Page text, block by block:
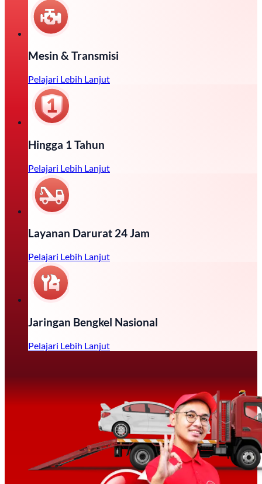
Mesin & Transmisi
Pelajari Lebih Lanjut
Hingga 1 Tahun
Pelajari Lebih Lanjut
Layanan Darurat 24 Jam
Pelajari Lebih Lanjut
Jaringan Bengkel Nasional
Pelajari Lebih Lanjut